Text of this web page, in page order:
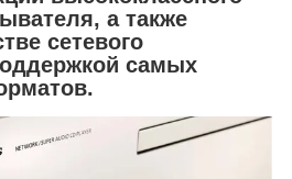
а также
сетевого
самых